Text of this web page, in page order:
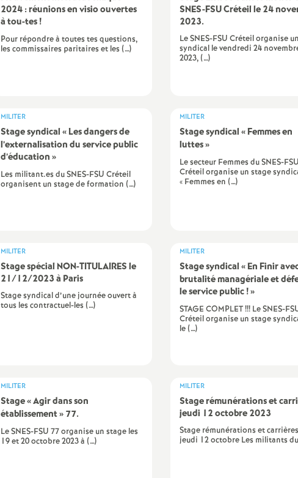
E
n
i
g
n
m
e
n
s
d
e
2024 : réunions en visio ouvertes
à tou-tes!
Pour répondre à toutes tes questions,
les commissaires paritaires et les (…)
SNES-FSUCréteil le 24
2023.
Le SNES-FSU Créteil organise
syndical le vendredi 24
2023, (…)
MILITER
Stage syndical «Les dangers de
l’externalisation du service public
d’éducation »
Les militant.es du SNES-FSU Créteil
organisent un stage de formation (…)
MILITER
Stage syndical «Femmes en
luttes»
Le secteur Femmes du SNES-
Créteil organise un stage
« Femmes en (…)
MILITER
Stage spécialNON-TITULAIRESle
21/12/2023 à Paris
Stage syndical d’une journée ouvert à
tous les contractuel-les (…)
MILITER
Stage syndical «En Finir
brutalité managériale et
le service public!»
STAGE COMPLET !!! Le SNES-
Créteil organise un stage
le (…)
MILITER
Stage «Agir dans son
établissement» 77.
Le SNES-FSU 77 organise un stage les
19 et 20 octobre 2023 à (…)
MILITER
Stage rémunérations et
jeudi 12 octobre 2023
Stage rémunérations et
jeudi 12 octobre Les militants